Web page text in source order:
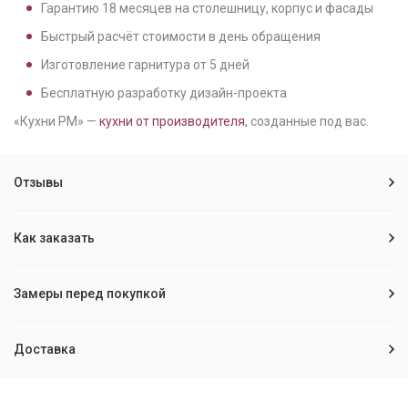
Гарантию 18 месяцев на столешницу, корпус и фасады
Быстрый расчёт стоимости в день обращения
Изготовление гарнитура от 5 дней
Бесплатную разработку дизайн-проекта
«Кухни РМ» — кухни от производителя, созданные под вас.
Отзывы
Как заказать
Замеры перед покупкой
Доставка